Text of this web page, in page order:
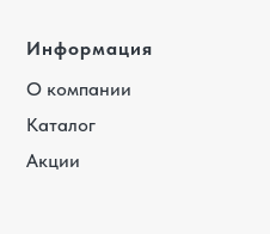
Информация
О компании
Каталог
Акции